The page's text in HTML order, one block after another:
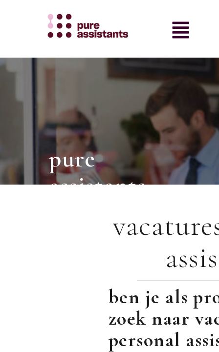
pure
assistants.
assistants &
secretaresses.
ben je als
zoek naar
personal